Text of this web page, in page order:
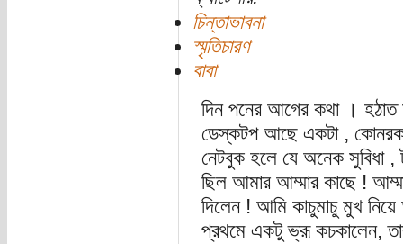
চিন্তাভাবনা
স্মৃতিচারণ
বাবা
দিন পনের আগের কথা । হঠাত
ডেস্কটপ আছে একটা , কোনরকম
নেটবুক হলে যে অনেক সুবিধা
ছিল আমার আম্মার কাছে !
দিলেন ! আমি কাচুমাচু মুখ
প্রথমে একটু ভ্রূ কচকালেন,